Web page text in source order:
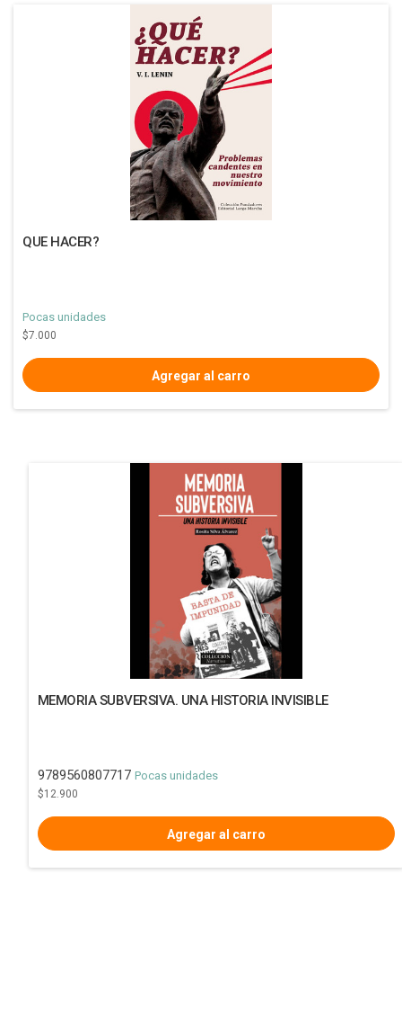
QUE HACER?
Pocas unidades
$7.000
MEMORIA SUBVERSIVA. UNA HISTORIA INVISIBLE
9789560807717 Pocas unidades
$12.900